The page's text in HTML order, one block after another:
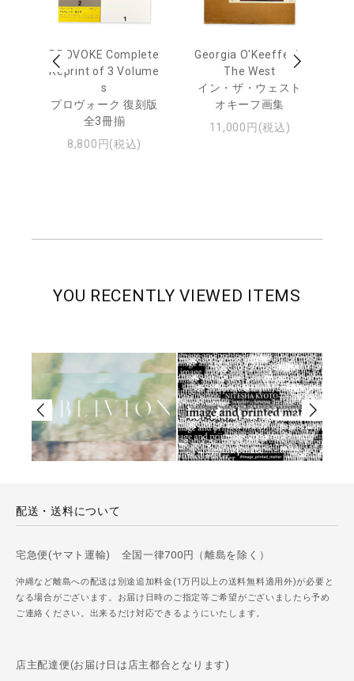
PROVOKE Complete
Reprint of 3 Volume
s
プロヴォーク 復刻版
全3冊揃
8,800円(税込)
Georgia O'Keeffe: In
The West
イン・ザ・ウェスト
オキーフ画集
11,000円(税込)
YOU RECENTLY VIEWED ITEMS
配送・送料について
宅急便(ヤマト運輸) 全国一律700円（離島を除く）
沖縄など離島への配送は別途追加料金(1万円以上の送料無料適用外)が必要と
なる場合がございます。お届け日時のご指定等ご希望がございましたら予め
ご連絡ください。出来るだけ対応できるようにいたします。
店主配達便(お届け日は店主都合となります)